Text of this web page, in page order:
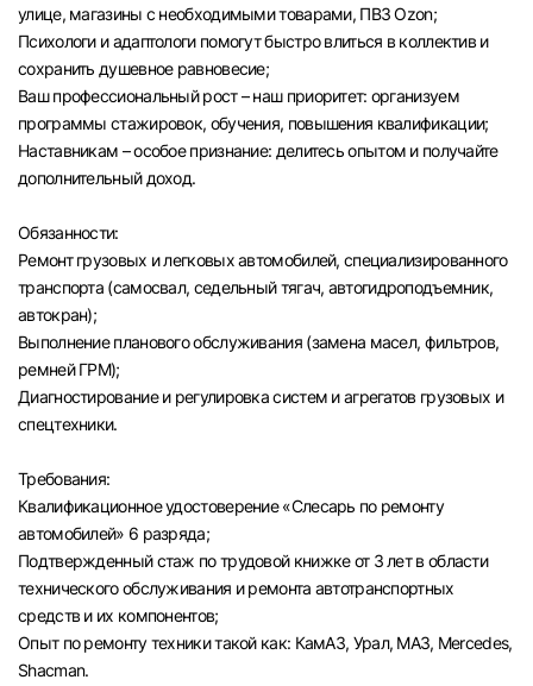
улице, магазины с необходимыми товарами, ПВЗ Ozon;
Психологи и адаптологи помогут быстро влиться в коллектив и
сохранить душевное равновесие;
Ваш профессиональный рост – наш приоритет: организуем
программы стажировок, обучения, повышения квалификации;
Наставникам – особое признание: делитесь опытом и получайте
дополнительный доход.
Обязанности:
Ремонт грузовых и легковых автомобилей, специализированного
транспорта (самосвал, седельный тягач, автогидроподъемник,
автокран);
Выполнение планового обслуживания (замена масел, фильтров,
ремней ГРМ);
Диагностирование и регулировка систем и агрегатов грузовых и
спецтехники.
Требования:
Квалификационное удостоверение «Слесарь по ремонту
автомобилей» 6 разряда;
Подтвержденный стаж по трудовой книжке от 3 лет в области
технического обслуживания и ремонта автотранспортных
средств и их компонентов;
Опыт по ремонту техники такой как: КамАЗ, Урал, МАЗ, Mercedes,
Shacman.